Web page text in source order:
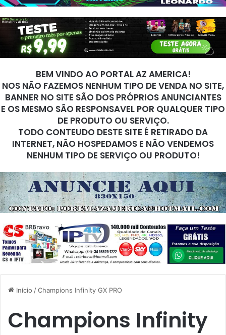
BEM VINDO AO PORTAL AZ AMERICA!
NOS NÃO FAZEMOS NENHUM TIPO DE VENDA NO SITE,
BANNER NO SITE SÃO DOS PRÓPRIOS ANUNCIANTES
E OS MESMO SÃO RESPONSAVEL POR QUALQUER TIPO
DE PRODUTO OU SERVIÇO.
TODO CONTEUDO DESTE SITE É RETIRADO DA
INTERNET, NÃO HOSPEDAMOS E NÃO VENDEMOS
NENHUM TIPO DE SERVIÇO OU PRODUTO!
Início /Champions Infinity GX PRO
Champions Infinity